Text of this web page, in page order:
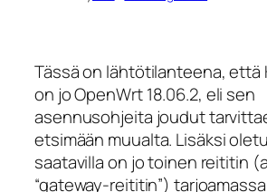
Tässä on lähtötilanteena, että
on jo OpenWrt 18.06.2, eli sen
asennusohjeita joudut
etsimään muualta. Lisäksi
saatavilla on jo toinen reititin
“gateway-reititin”)